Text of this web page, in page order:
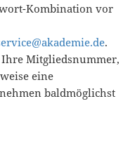
Kombination vor
.
Ihre Mitgliedsnummer,
eine
baldmöglichst